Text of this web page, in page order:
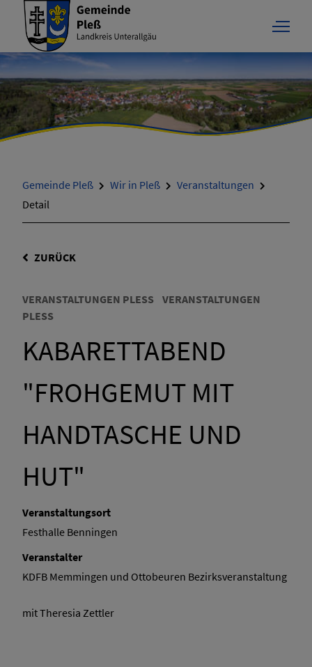
Gemeinde Pleß Wir in Pleß
Veranstaltungen
Detail
ZURÜCK
VERANSTALTUNGEN PLESS
VERANSTALTUNGEN
PLESS
KABARETTABEND
"FROHGEMUT MIT
HANDTASCHE UND
HUT"
mit Theresia Zettler
Veranstaltungsort
Festhalle Benningen
Veranstalter
KDFB Memmingen und Ottobeuren Bezirksveranstaltung